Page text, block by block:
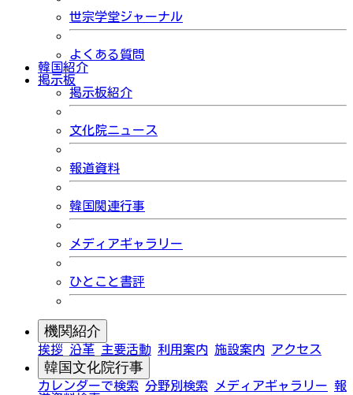
世宗学堂ジャーナル
よくある質問
韓国紹介
掲示板
掲示板紹介
文化院ニュース
報道資料
韓国関連行事
メディアギャラリー
ひとこと書評
機関紹介
挨拶 沿革 主要活動 利用案内 施設案内 アクセス
韓国文化院行事
カレンダーで検索 分野別検索 メディアギャラリー 報